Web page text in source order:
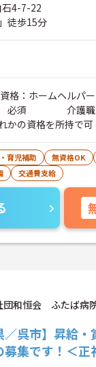
石4-7-22
徒歩15分
必須 介護職員
資格を所持で可
育児補助 無資格OK
交通費支給
団和恒会 ふたば病
／呉市】昇給
募集です！＜正